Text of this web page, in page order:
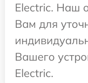
Electric. Наш
Вам для
Вашего
Electric.